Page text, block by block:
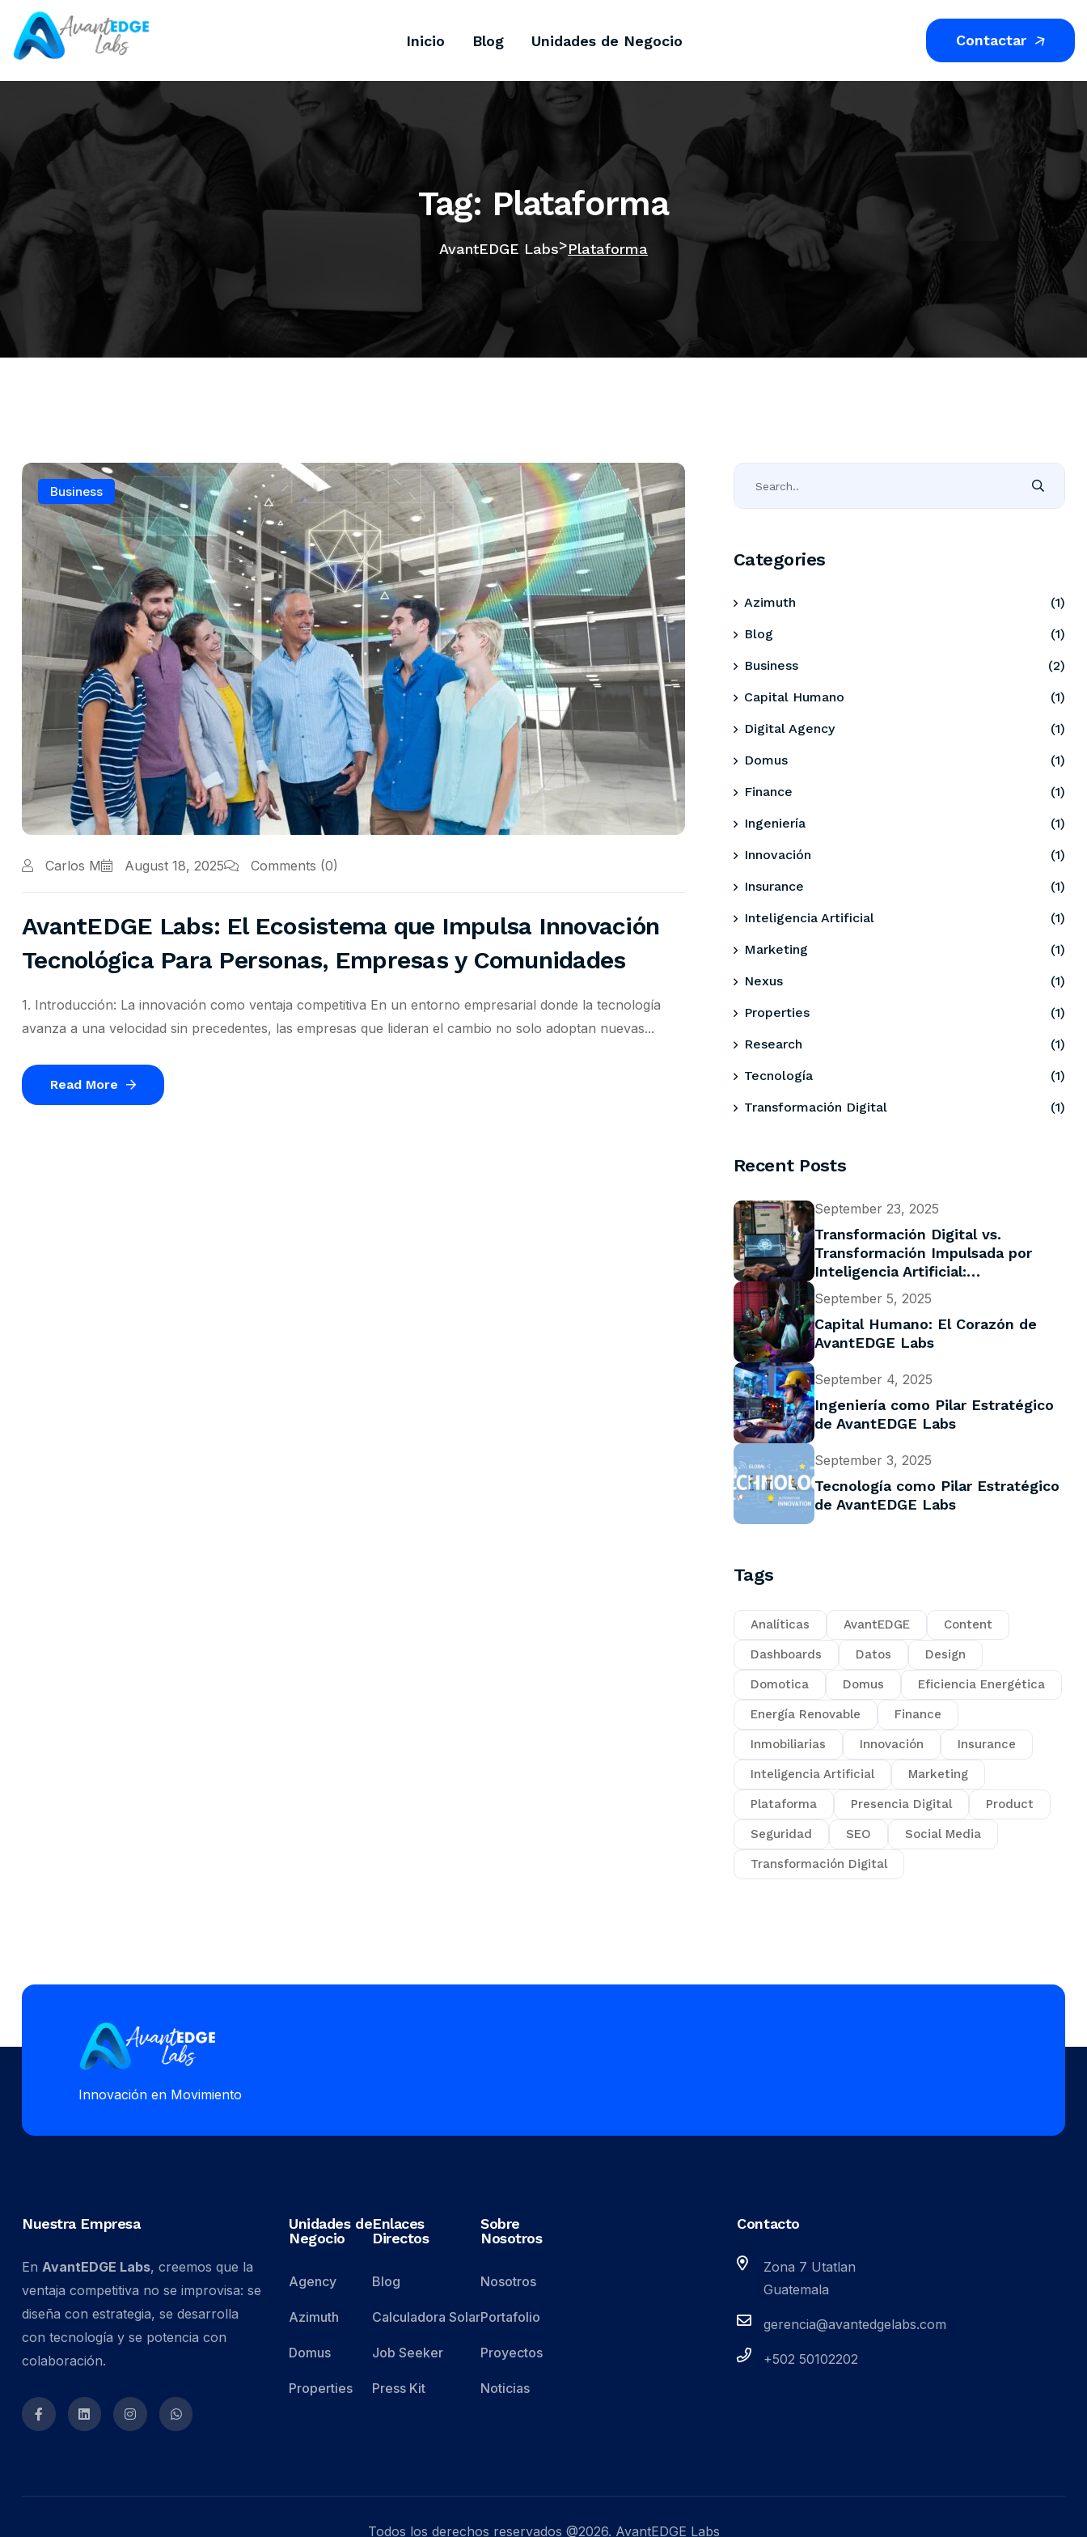
Inicio Blog Unidades de Negocio Contactar
Tag: Plataforma
AvantEDGE Labs>Plataforma
Business
Carlos M August 18, 2025 Comments (0)
AvantEDGE Labs: El Ecosistema que Impulsa Innovación
Tecnológica Para Personas, Empresas y Comunidades
1. Introducción: La innovación como ventaja competitiva En un entorno empresarial donde la tecnología
avanza a una velocidad sin precedentes, las empresas que lideran el cambio no solo adoptan nuevas...
Read More
Categories
Azimuth (1)
Blog (1)
Business (2)
Capital Humano (1)
Digital Agency (1)
Domus (1)
Finance (1)
Ingeniería (1)
Innovación (1)
Insurance (1)
Inteligencia Artificial (1)
Marketing (1)
Nexus (1)
Properties (1)
Research (1)
Tecnología (1)
Transformación Digital (1)
Recent Posts
September 23, 2025
Transformación Digital vs.
Transformación Impulsada por
Inteligencia Artificial:…
September 5, 2025
Capital Humano: El Corazón de
AvantEDGE Labs
September 4, 2025
Ingeniería como Pilar Estratégico
de AvantEDGE Labs
September 3, 2025
Tecnología como Pilar Estratégico
de AvantEDGE Labs
Tags
Analíticas AvantEDGE Content
Dashboards Datos Design
Domotica Domus Eficiencia Energética
Energía Renovable Finance
Inmobiliarias Innovación Insurance
Inteligencia Artificial Marketing
Plataforma Presencia Digital Product
Seguridad SEO Social Media
Transformación Digital
Innovación en Movimiento
Nuestra Empresa
En AvantEDGE Labs, creemos que la
ventaja competitiva no se improvisa: se
diseña con estrategia, se desarrolla
con tecnología y se potencia con
colaboración.
Contacto
Zona 7 Utatlan
Guatemala
gerencia@avantedgelabs.com
+502 50102202
Unidades de
Negocio
Agency
Azimuth
Domus
Properties
Enlaces
Directos
Blog
Calculadora Solar
Job Seeker
Press Kit
Sobre
Nosotros
Nosotros
Portafolio
Proyectos
Noticias
Todos los derechos reservados @2026. AvantEDGE Labs